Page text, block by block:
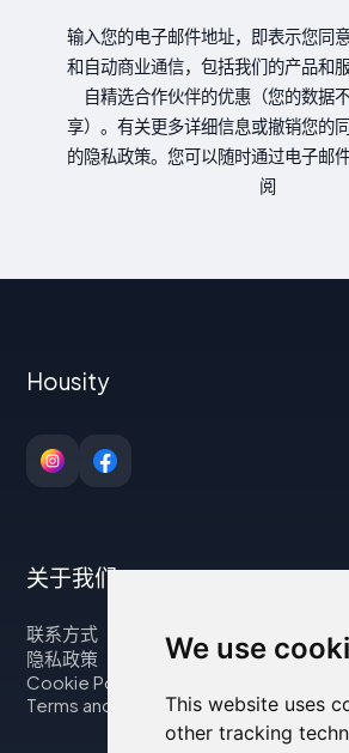
We use
This website uses
other tracking
输入您的电子邮件地址，即表示您同
和自动商业通信，包括我们的产品和
自精选合作伙伴的优惠（您的数据
享）。有关更多详细信息或撤销您的
的隐私政策。您可以随时通过电子邮
阅
Housity
关于我们
联系方式
隐私政策
Cookie Policy
Terms and Conditions